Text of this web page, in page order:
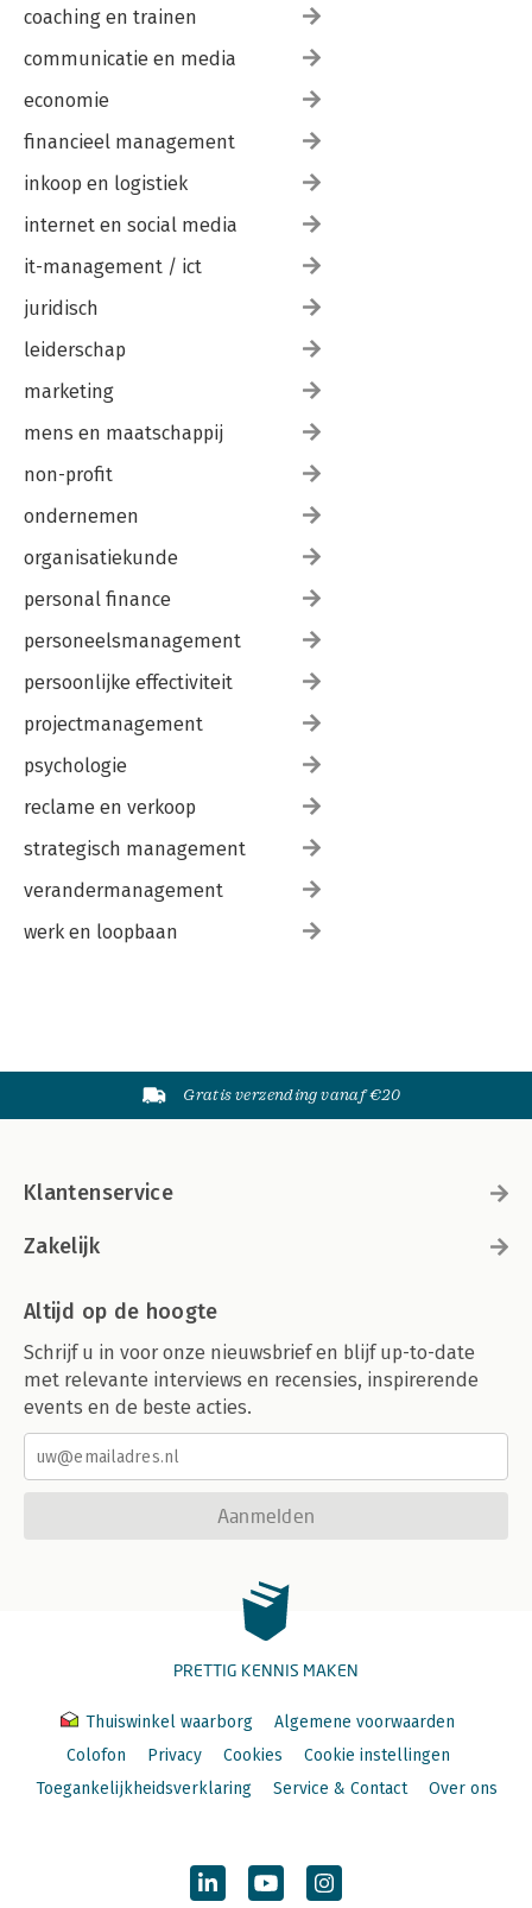
coaching en trainen
communicatie en media
economie
financieel management
inkoop en logistiek
internet en social media
it-management / ict
juridisch
leiderschap
marketing
mens en maatschappij
non-profit
ondernemen
organisatiekunde
personal finance
personeelsmanagement
persoonlijke effectiviteit
projectmanagement
psychologie
reclame en verkoop
strategisch management
verandermanagement
werk en loopbaan
Gratis verzending vanaf €20
Klantenservice
Zakelijk
Altijd op de hoogte
Schrijf u in voor onze nieuwsbrief en blijf up-to-date
met relevante interviews en recensies, inspirerende
events en de beste acties.
Aanmelden
PRETTIG KENNIS MAKEN
Thuiswinkel waarborg
Algemene voorwaarden
Colofon
Privacy Cookies
Cookie instellingen
Toegankelijkheidsverklaring
Service & Contact Over ons